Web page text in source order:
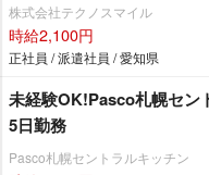
株式会社テクノスマイル
時給2,100円
正社員 / 派遣社員 / 愛知県
未経験OK!Pasco札幌セン
5日勤務
Pasco札幌セントラルキッチン